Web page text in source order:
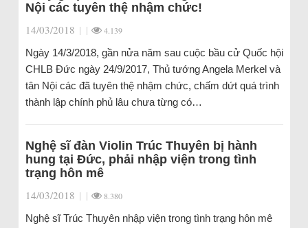
Nội các tuyên thệ nhậm chức!
14/03/2018 | | 4.139
Ngày 14/3/2018, gần nửa năm sau cuộc bầu cử Quốc hội
CHLB Đức ngày 24/9/2017, Thủ tướng Angela Merkel và
tân Nội các đã tuyên thệ nhậm chức, chấm dứt quá trình
thành lập chính phủ lâu chưa từng có…
Nghệ sĩ đàn Violin Trúc Thuyên bị hành
hung tại Đức, phải nhập viện trong tình
trạng hôn mê
14/03/2018 | | 8.380
Nghệ sĩ Trúc Thuyên nhập viện trong tình trạng hôn mê